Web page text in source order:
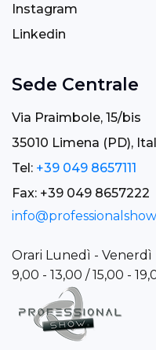
Instagram
Linkedin
Sede Centrale
Via Praimbole, 15/bis
35010 Limena (PD),
Tel: +39 049 8657111
Fax: +39 049 8657222
Orari Lunedì - Venerdì
9,00 - 13,00 / 15,00 -